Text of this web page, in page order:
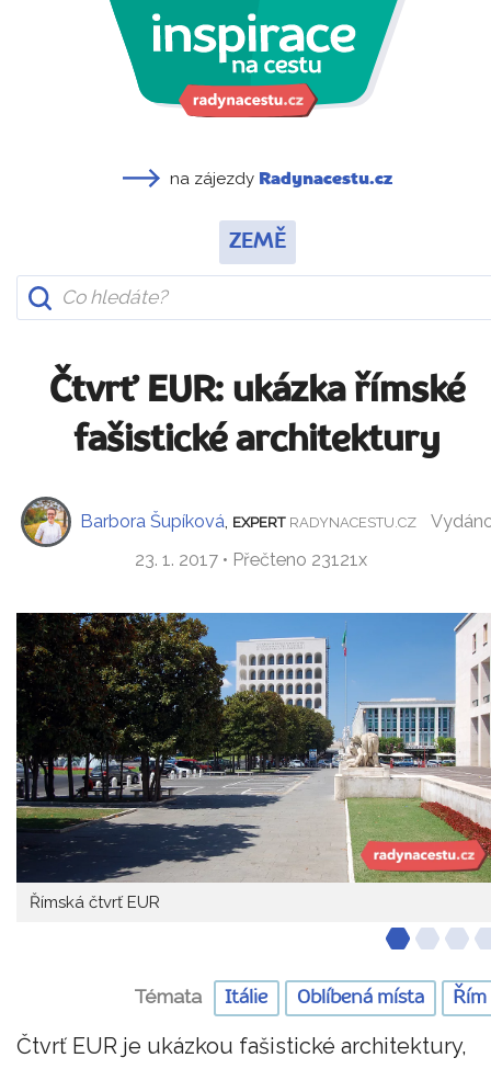
na zájezdy Radynacestu.cz
ZEMĚ
Čtvrť EUR: ukázka římské
fašistické architektury
Barbora Šupíková EXPERT RADYNACESTU.CZ
23. 1. 2017 • Přečteno 23121x
Římská čtvrť EUR
Témata Itálie Oblíbená místa Řím
Čtvrť EUR je ukázkou fašistické architektury,